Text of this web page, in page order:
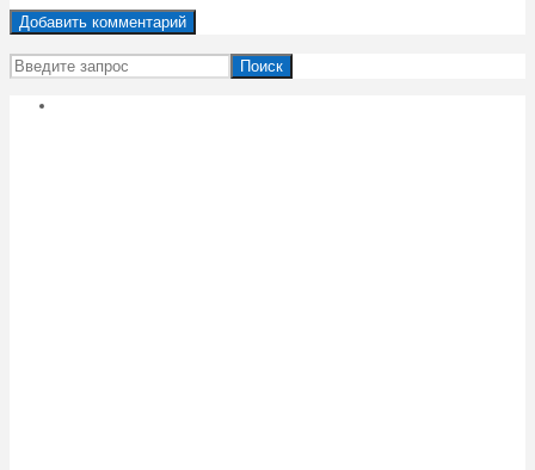
Поиск